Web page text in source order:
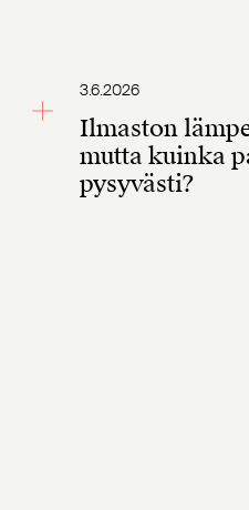
3.6.2026
Ilmaston
mutta kuinka
pysyvästi?